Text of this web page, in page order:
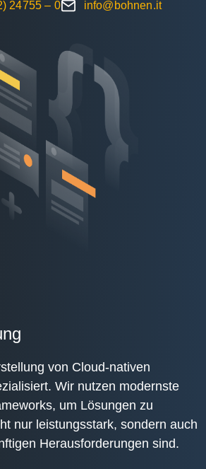
24755 – 0 info@bohnen.it
von Cloud-nativen
Wir nutzen modernste
um Lösungen zu
nur leistungsstark, sondern auch
Herausforderungen sind.